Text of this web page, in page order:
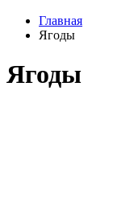
Главная
Ягоды
Ягоды